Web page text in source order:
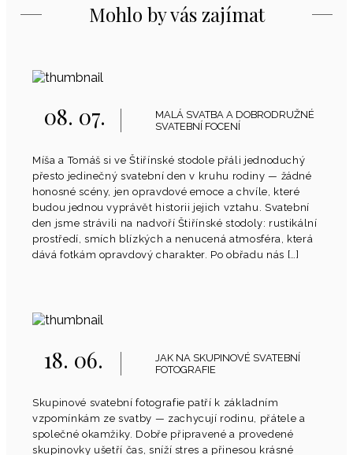
Mohlo by vás zajímat
08. 07.
MALÁ SVATBA A DOBRODRUŽNÉ
SVATEBNÍ FOCENÍ
Míša a Tomáš si ve Štiřínské stodole přáli jednoduchý
přesto jedinečný svatební den v kruhu rodiny — žádné
honosné scény, jen opravdové emoce a chvíle, které
budou jednou vyprávět historii jejich vztahu. Svatební
den jsme strávili na nadvoří Štiřínské stodoly: rustikální
prostředí, smích blízkých a nenucená atmosféra, která
dává fotkám opravdový charakter. Po obřadu nás […]
18. 06.
JAK NA SKUPINOVÉ SVATEBNÍ
FOTOGRAFIE
Skupinové svatební fotografie patří k základním
vzpomínkám ze svatby — zachycují rodinu, přátele a
společné okamžiky. Dobře připravené a provedené
skupinovky ušetří čas, sníží stres a přinesou krásné